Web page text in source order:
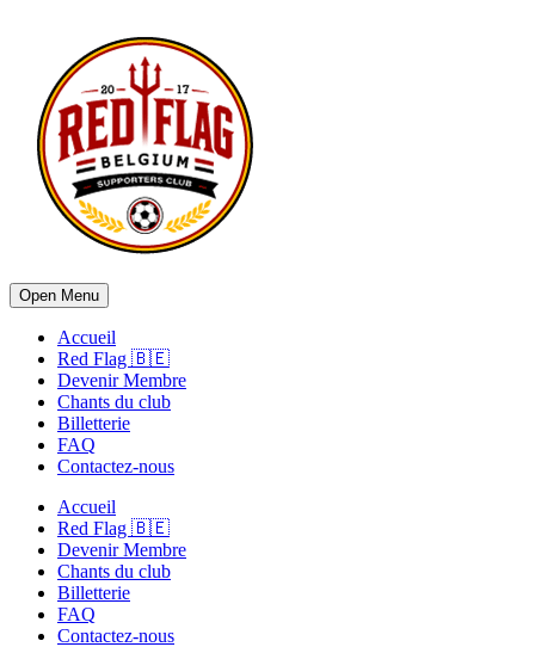
Open Menu
Accueil
Red Flag 🇧🇪
Devenir Membre
Chants du club
Billetterie
FAQ
Contactez-nous
Accueil
Red Flag 🇧🇪
Devenir Membre
Chants du club
Billetterie
FAQ
Contactez-nous